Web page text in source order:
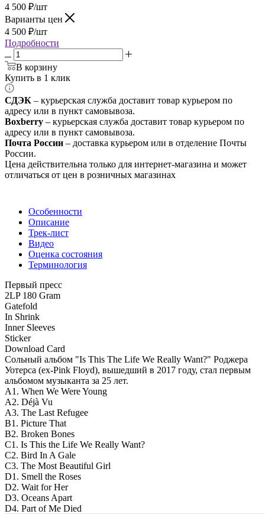
4 500 ₽/шт
Варианты цен
4 500 ₽/шт
Подробности
В корзину
Купить в 1 клик
СДЭК – курьерская служба доставит товар курьером по
адресу или в пункт самовывоза.
Boxberry – курьерская служба доставит товар курьером по
адресу или в пункт самовывоза.
Почта России – доставка курьером или в отделение Почты
России.
Цена действительна только для интернет-магазина и может
отличаться от цен в розничных магазинах
Особенности
Описание
Трек-лист
Видео
Оценка состояния
Терминология
Первый пресс
2LP 180 Gram
Gatefold
In Shrink
Inner Sleeves
Sticker
Download Card
Сольный альбом "Is This The Life We Really Want?" Роджера
Уотерса (ex-Pink Floyd), вышедший в 2017 году, стал первым
альбомом музыканта за 25 лет.
A1. When We Were Young
A2. Déjà Vu
A3. The Last Refugee
B1. Picture That
B2. Broken Bones
C1. Is This the Life We Really Want?
C2. Bird In A Gale
C3. The Most Beautiful Girl
D1. Smell the Roses
D2. Wait for Her
D3. Oceans Apart
D4. Part of Me Died